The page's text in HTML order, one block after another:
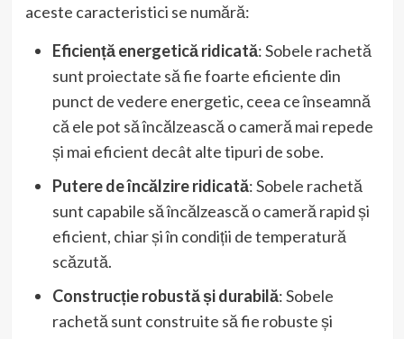
aceste caracteristici se numără:
Eficiență energetică ridicată: Sobele rachetă
sunt proiectate să fie foarte eficiente din
punct de vedere energetic, ceea ce înseamnă
că ele pot să încălzească o cameră mai repede
și mai eficient decât alte tipuri de sobe.
Putere de încălzire ridicată: Sobele rachetă
sunt capabile să încălzească o cameră rapid și
eficient, chiar și în condiții de temperatură
scăzută.
Construcție robustă și durabilă: Sobele
rachetă sunt construite să fie robuste și